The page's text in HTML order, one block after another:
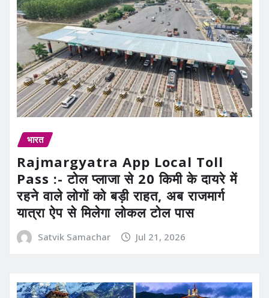
भारत
Rajmargyatra App Local Toll
Pass :- टोल प्लाजा से 20 किमी के दायरे में
रहने वाले लोगों को बड़ी राहत, अब राजमार्ग
यात्रा ऐप से मिलेगा लोकल टोल पास
Satvik Samachar Jul 21, 2026